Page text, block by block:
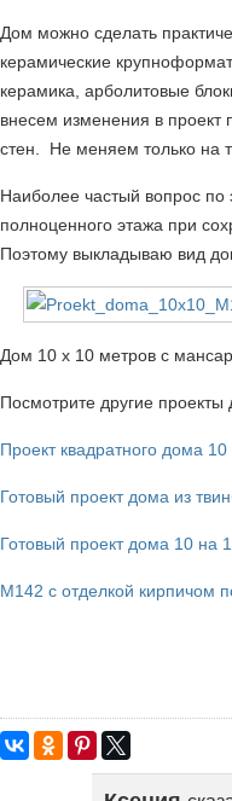
Дом можно сделать
керамические
керамика, арболитовые
внесем изменения в
стен. Не меняем только на
Наиболее частый вопрос
полноценного этажа при
Поэтому выкладываю вид
Дом 10 x 10 метров с
Посмотрите другие проекты
Проект квадратного дома
Готовый проект дома из
Готовый проект дома 10 на
М142 с отделкой кирпичом